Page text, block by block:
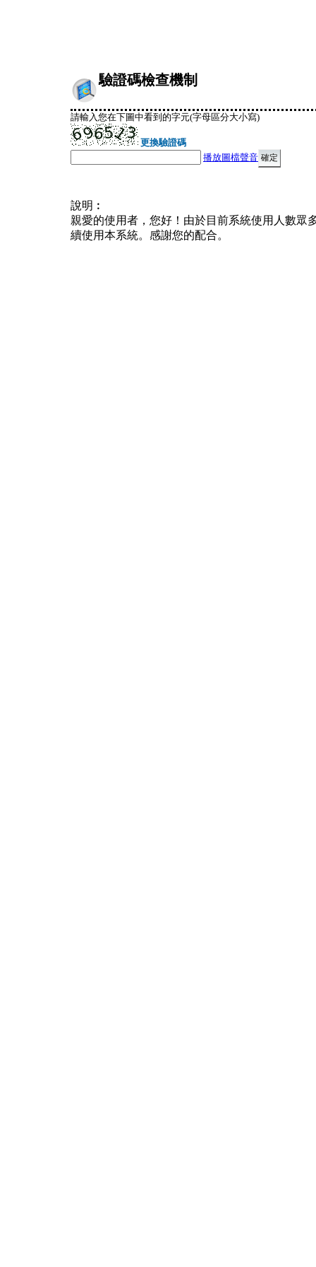
驗證碼檢查機制
請輸入您在下圖中看到的字元(字母區分大小寫)
更換驗證碼
播放圖檔聲音
說明︰
親愛的使用者，您好！由於目前系統使用人數眾
續使用本系統。感謝您的配合。